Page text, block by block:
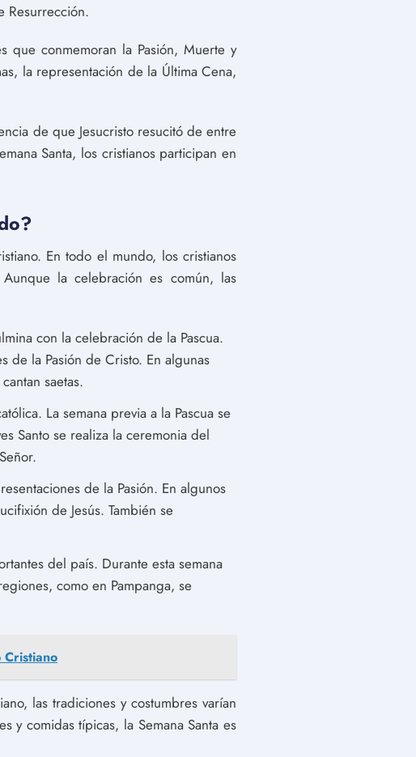
Resurrección.
que conmemoran la Pasión, Muerte y
la representación de la Última Cena,
de que Jesucristo resucitó de entre
Santa, los cristianos participan en
En todo el mundo, los cristianos
la celebración es común, las
con la celebración de la Pascua.
de la Pasión de Cristo. En algunas
saetas.
La semana previa a la Pascua se
Santo se realiza la ceremonia del
de la Pasión. En algunos
de Jesús. También se
del país. Durante esta semana
como en Pampanga, se
las tradiciones y costumbres varían
y comidas típicas, la Semana Santa es